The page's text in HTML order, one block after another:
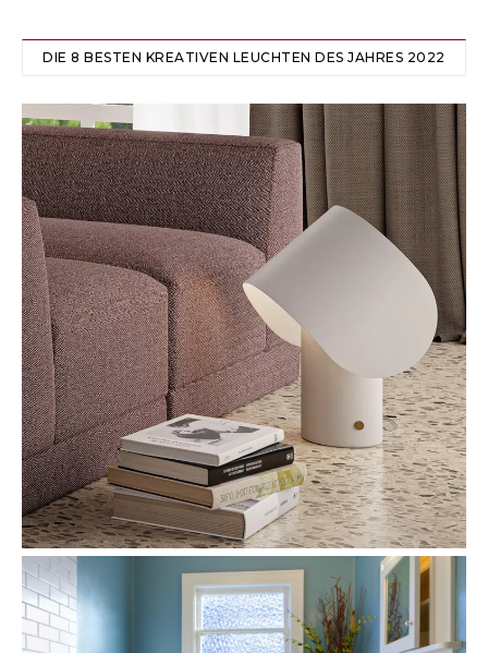
DIE 8 BESTEN KREATIVEN LEUCHTEN DES JAHRES 2022